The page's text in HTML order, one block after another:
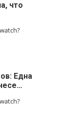
что
Една